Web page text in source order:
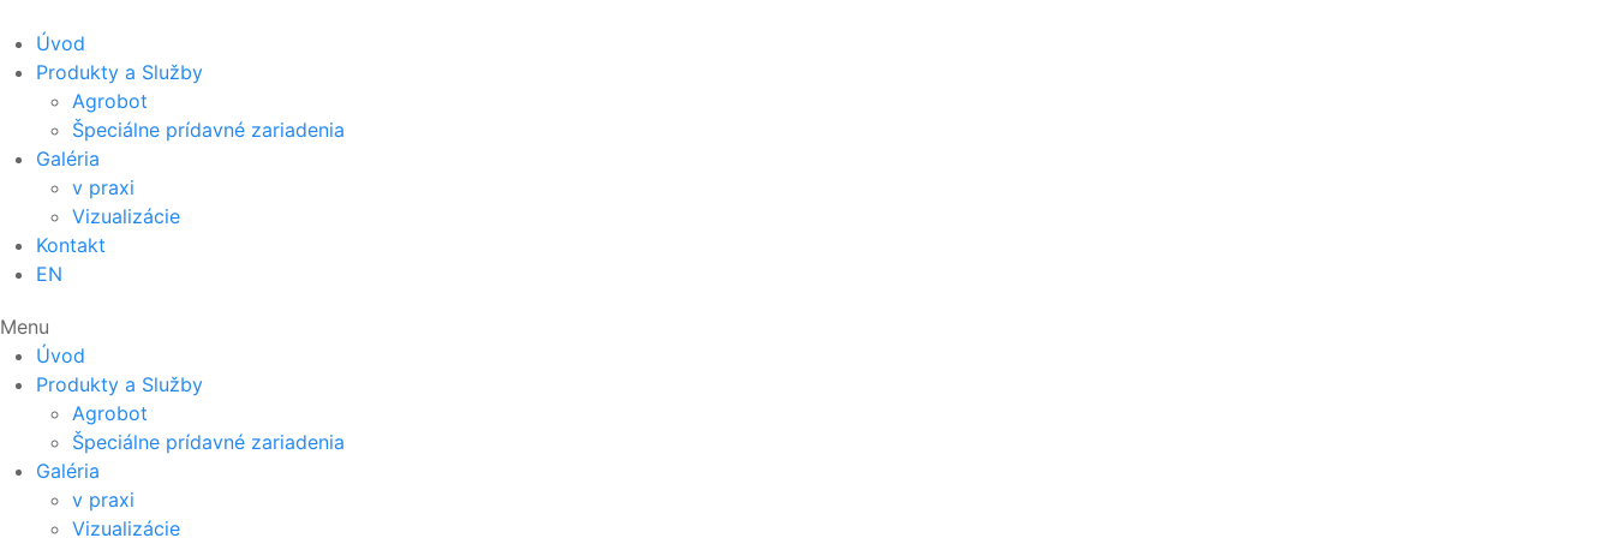
to
content
Úvod
Produkty a Služby
Agrobot
Špeciálne prídavné zariadenia
Galéria
v praxi
Vizualizácie
Kontakt
EN
Menu
Úvod
Produkty a Služby
Agrobot
Špeciálne prídavné zariadenia
Galéria
v praxi
Vizualizácie